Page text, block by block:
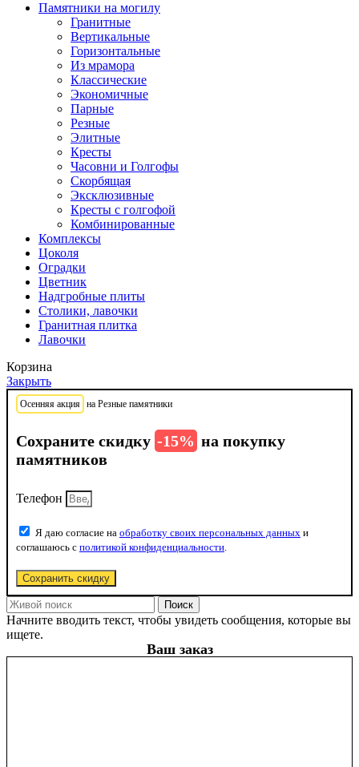
Памятники на могилу
Гранитные
Вертикальные
Горизонтальные
Из мрамора
Классические
Экономичные
Парные
Резные
Элитные
Кресты
Часовни и Голгофы
Скорбящая
Эксклюзивные
Кресты с голгофой
Комбинированные
Комплексы
Цоколя
Оградки
Цветник
Надгробные плиты
Столики, лавочки
Гранитная плитка
Лавочки
Корзина
Закрыть
Осенняя акция на Резные памятники
Сохраните скидку -15% на покупку
памятников
Телефон
Я даю согласие на обработку своих персональных данных и
соглашаюсь с политикой конфиденциальности
Сохранить скидку
Поиск
Начните вводить текст, чтобы увидеть сообщения, которые вы
ищете.
Ваш заказ